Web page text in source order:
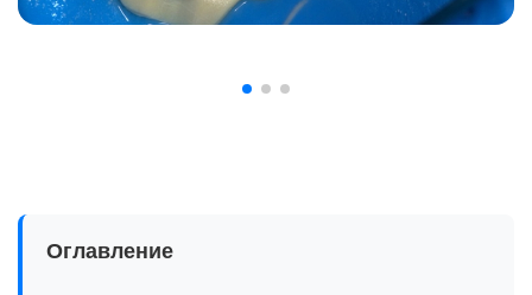
Оглавление